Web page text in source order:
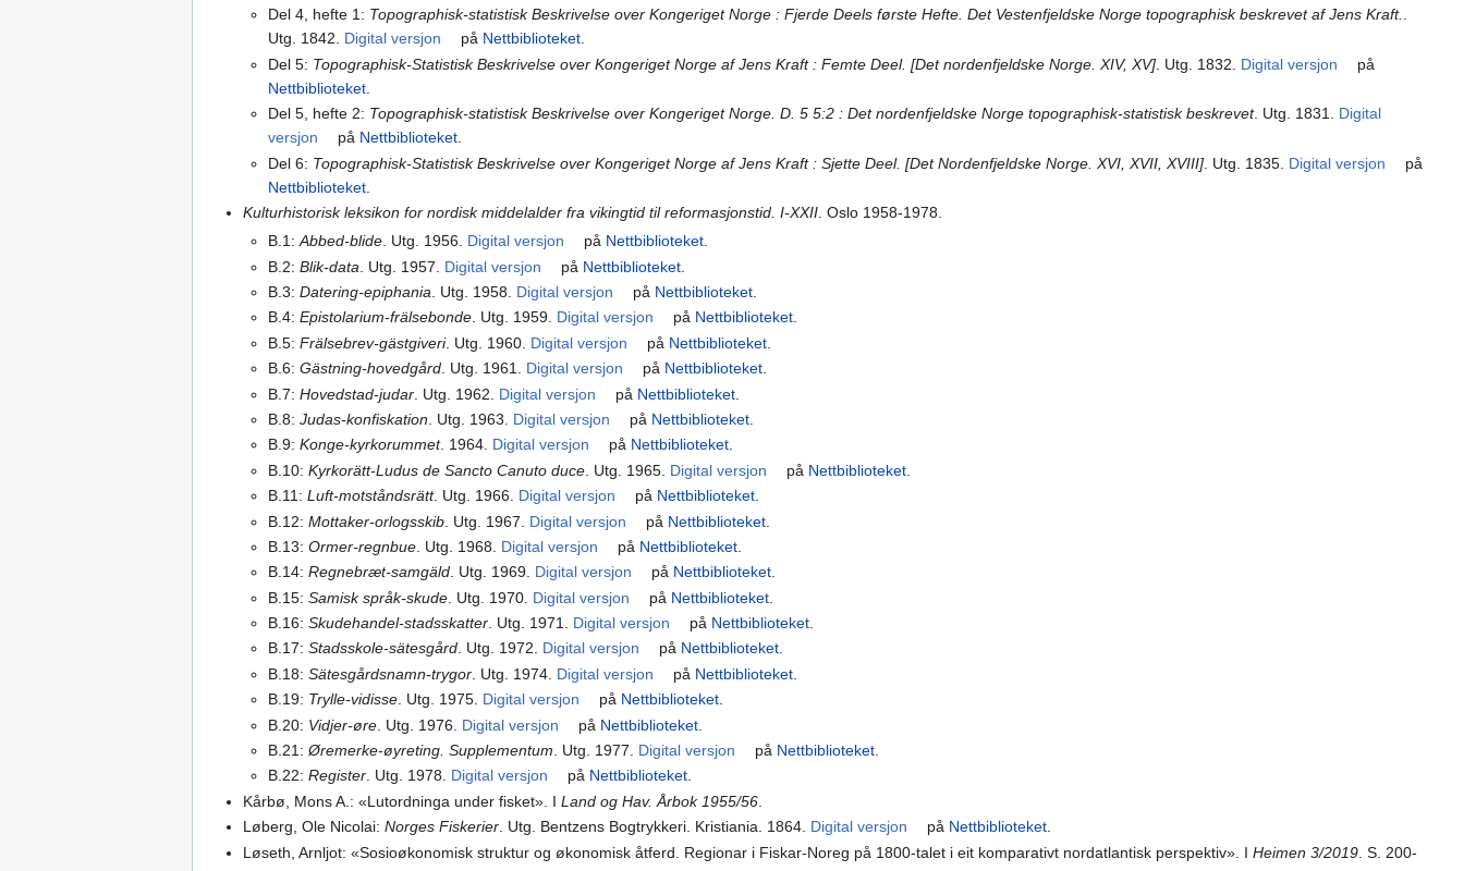
Del 4, hefte 1: Topographisk-statistisk Beskrivelse over Kongeriget Norge : Fjerde Deels første Hefte. Det Vestenfjeldske Norge topographisk beskrevet af Jens Kraft..
Utg. 1842. Digital versjon på Nettbiblioteket.
Del 5: Topographisk-Statistisk Beskrivelse over Kongeriget Norge af Jens Kraft : Femte Deel. [Det nordenfjeldske Norge. XIV, XV]. Utg. 1832. Digital versjon
på
Nettbiblioteket.
Del 5, hefte 2: Topographisk-statistisk Beskrivelse over Kongeriget Norge. D. 5 5:2 : Det nordenfjeldske Norge topographisk-statistisk beskrevet. Utg. 1831. Digital
versjon
på Nettbiblioteket.
Del 6: Topographisk-Statistisk Beskrivelse over Kongeriget Norge af Jens Kraft : Sjette Deel. [Det Nordenfjeldske Norge. XVI, XVII, XVIII]. Utg. 1835. Digital versjon
på
Nettbiblioteket.
Kulturhistorisk leksikon for nordisk middelalder fra vikingtid til reformasjonstid. I-XXII . Oslo 1958-1978.
B.1:Abbed-blide. Utg. 1956. Digital versjon på Nettbiblioteket.
B.2: Blik-data . Utg. 1957. Digital versjon på Nettbiblioteket.
B.3: Datering-epiphania . Utg. 1958. Digital versjon på Nettbiblioteket.
B.4: Epistolarium-frälsebonde. Utg. 1959. Digital versjon på Nettbiblioteket.
B.5: Frälsebrev-gästgiveri. Utg. 1960. Digital versjon på Nettbiblioteket.
B.6: Gästning-hovedgård. Utg. 1961. Digital versjon på Nettbiblioteket.
B.7: Hovedstad-judar. Utg. 1962. Digital versjon på Nettbiblioteket.
B.8: Judas-konfiskation . Utg. 1963. Digital versjon på Nettbiblioteket.
B.9: Konge-kyrkorummet. 1964. Digital versjon på Nettbiblioteket.
B.10: Kyrkorätt-Ludus de Sancto Canuto duce. Utg. 1965. Digital versjon på Nettbiblioteket.
B.11: Luft-motståndsrätt. Utg. 1966. Digital versjon på Nettbiblioteket.
B.12: Mottaker-orlogsskib. Utg. 1967. Digital versjon på Nettbiblioteket.
B.13: Ormer-regnbue. Utg. 1968. Digital versjon på Nettbiblioteket.
B.14: Regnebræt-samgäld. Utg. 1969. Digital versjon på Nettbiblioteket.
B.15: Samisk språk-skude. Utg. 1970. Digital versjon på Nettbiblioteket.
B.16: Skudehandel-stadsskatter. Utg. 1971. Digital versjon på Nettbiblioteket.
B.17: Stadsskole-sätesgård. Utg. 1972. Digital versjon på Nettbiblioteket.
B.18: Sätesgårdsnamn-trygor. Utg. 1974. Digital versjon på Nettbiblioteket.
B.19: Trylle-vidisse. Utg. 1975. Digital versjon på Nettbiblioteket.
B.20: Vidjer-øre. Utg. 1976. Digital versjon på Nettbiblioteket.
B.21: Øremerke-øyreting. Supplementum . Utg. 1977. Digital versjon på Nettbiblioteket.
B.22: Register. Utg. 1978. Digital versjon på Nettbiblioteket.
Kårbø, Mons A.: «Lutordninga under fisket». ILand og Hav. Årbok 1955/56
Løberg, Ole Nicolai:Norges Fiskerier. Utg. Bentzens Bogtrykkeri. Kristiania. 1864. Digital versjon på Nettbiblioteket.
Løseth, Arnljot: «Sosioøkonomisk struktur og økonomisk åtferd. Regionar i Fiskar-Noreg på 1800-talet i eit komparativt nordatlantisk perspektiv». IHeimen 3/2019 . S. 200-